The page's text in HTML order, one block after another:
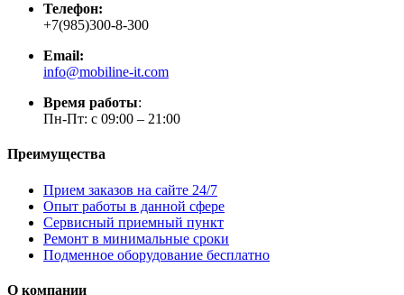
Телефон:
+7(985)300-8-300
Email:
info@mobiline-it.com
Время работы:
Пн-Пт: с 09:00 – 21:00
Преимущества
Прием заказов на сайте 24/7
Опыт работы в данной сфере
Сервисный приемный пункт
Ремонт в минимальные сроки
Подменное оборудование бесплатно
О компании